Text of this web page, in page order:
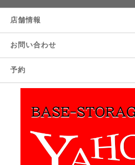
店舗情報
お問い合わせ
予約